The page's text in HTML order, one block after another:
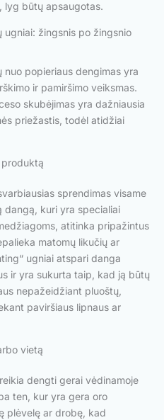
lyg būtų apsaugotas.
žingsnis po žingsnio
popieriaus dengimas yra
ir pamiršimo veiksmas.
skubėjimas yra dažniausia
priežastis, todėl atidžiai
produktą
sprendimas visame
dangą, kuri yra specialiai
atitinka pripažintus
matomų likučių ar
ugniai atspari danga
ir yra sukurta taip, kad ją būtų
nepažeidžiant pluoštų,
paviršiaus lipnaus ar
vietą
dengti gerai vėdinamoje
ten, kur yra gera oro
plėvelę ar drobę, kad